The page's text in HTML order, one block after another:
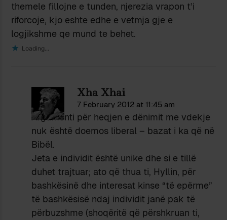
themele fillojne e tunden, njerezia vrapon t’i
riforcoje, kjo eshte edhe e vetmja gje e
logjikshme qe mund te behet.
Loading...
Xha Xhai
7 February 2012 at 11:45 am
Argumenti për heqjen e dënimit me vdekje
nuk është doemos liberal – bazat i ka që në
Bibël.
Jeta e individit është unike dhe si e tillë
duhet trajtuar; ato që thua ti, Hyllin, për
bashkësinë dhe interesat kinse “të epërme”
të bashkësisë ndaj individit janë pak të
përbuzshme (shoqëritë që përshkruan ti,